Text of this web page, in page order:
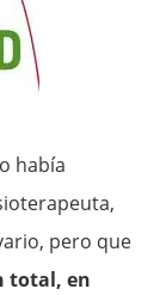
había
pero que
total, en